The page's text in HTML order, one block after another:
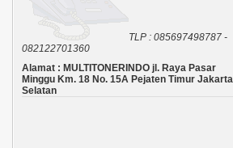
TLP : 085697498787 -
082122701360
Alamat : MULTITONERINDO jl. Raya Pasar
Minggu Km. 18 No. 15A Pejaten Timur Jakarta
Selatan